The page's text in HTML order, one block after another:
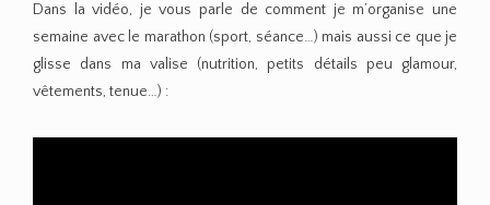
Dans la vidéo, je vous parle de comment je m’organise une
semaine avec le marathon (sport, séance…) mais aussi ce que je
glisse dans ma valise (nutrition, petits détails peu glamour,
vêtements, tenue…) :